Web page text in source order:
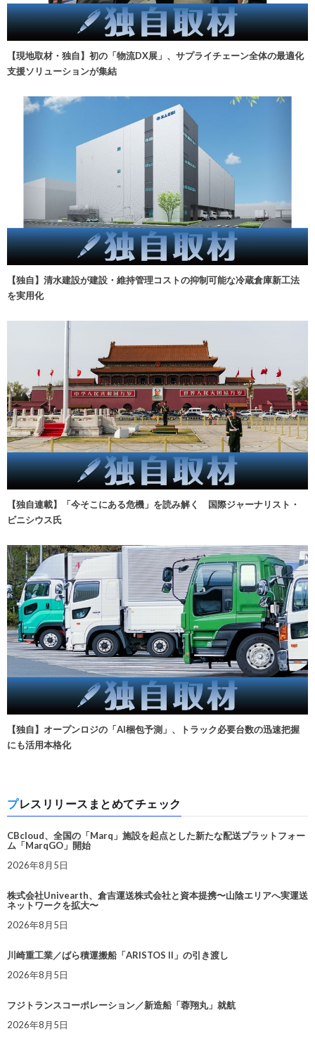
【現地取材・独自】初の「物流DX展」、サプライチェーン全体の最適化
支援ソリューションが集結
【独自】清水建設が建設・維持管理コストの抑制可能な冷蔵倉庫新工法
を実用化
【独自連載】「今そこにある危機」を読み解く 国際ジャーナリスト・
ビニシウス氏
【独自】オープンロジの「AI梱包予測」、トラック必要台数の迅速把握
にも活用本格化
プレスリリースまとめてチェック
CBcloud、全国の「Marq」施設を起点とした新たな配送プラットフォー
ム「MarqGO」開始
2026年8月5日
株式会社Univearth、倉吉運送株式会社と資本提携〜山陰エリアへ実運送
ネットワークを拡大〜
2026年8月5日
川崎重工業／ばら積運搬船「ARISTOS II」の引き渡し
2026年8月5日
フジトランスコーポレーション／新造船「蓉翔丸」就航
2026年8月5日